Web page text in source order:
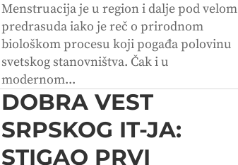
Menstruacija je u region i dalje pod velom
predrasuda iako je reč o prirodnom
biološkom procesu koji pogađa polovinu
svetskog stanovništva. Čak i u
modernom...
DOBRA VEST
SRPSKOG IT-JA:
STIGAO PRVI